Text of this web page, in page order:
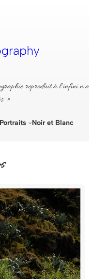
reproduit à l’infini n’a
»
Portraits Noir et Blanc